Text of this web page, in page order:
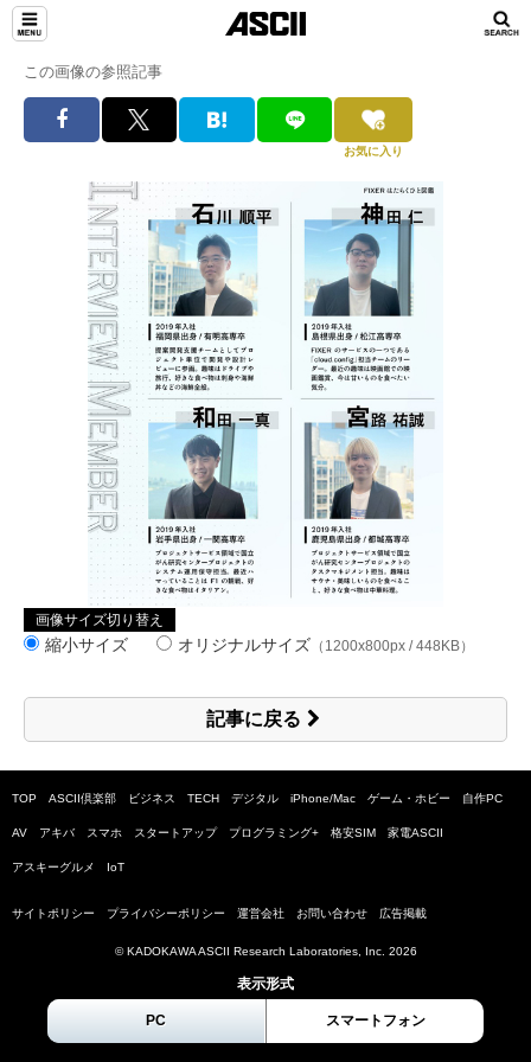
この画像の参照記事
お気に入り
画像サイズ切り替え
縮小サイズ オリジナルサイズ （1200x800px / 448KB）
記事に戻る
TOP ASCII倶楽部 ビジネス TECH デジタル iPhone/Mac ゲーム・ホビー 自作PC
AV アキバ スマホ スタートアップ プログラミング+ 格安SIM 家電ASCII
アスキーグルメ IoT
サイトポリシー プライバシーポリシー 運営会社 お問い合わせ 広告掲載
© KADOKAWA ASCII Research Laboratories, Inc. 2026
表示形式
PC スマートフォン